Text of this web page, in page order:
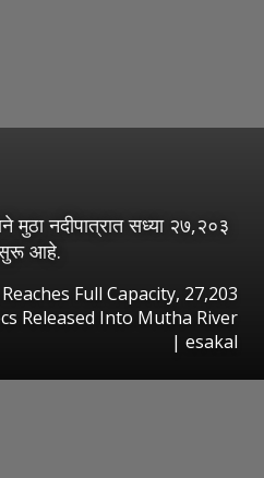
मुठा नदीपात्रात सध्या २७,२०३
सुरू आहे.
Full Capacity, 27,203
Released Into Mutha River
| esakal